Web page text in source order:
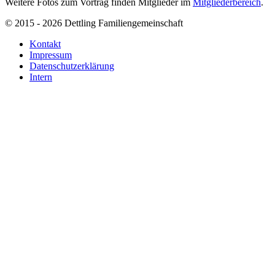
Weitere Fotos zum Vortrag finden Mitglieder im Mitgliederbereich.
© 2015 - 2026 Dettling Familiengemeinschaft
Kontakt
Impressum
Datenschutzerklärung
Intern